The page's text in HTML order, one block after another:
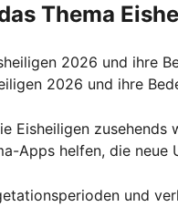
Thema
2026 und ihre
Eisheiligen
Apps helfen, die neue
und